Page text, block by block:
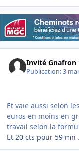
Invité Gnafron
Publication:3
Et vaie aussi selon
euros en moins en
travail selon la
Et 20 cts pour 59 mn